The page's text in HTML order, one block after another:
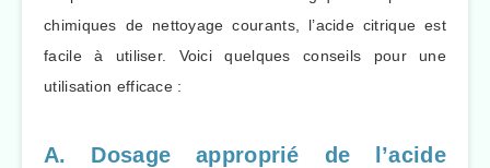
chimiques de nettoyage courants, l’acide citrique est
facile à utiliser. Voici quelques conseils pour une
utilisation efficace :
A. Dosage approprié de l’acide